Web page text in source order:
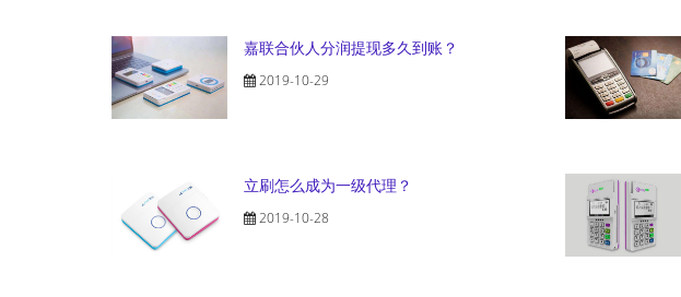
嘉联合伙人分润提现多久到账？
2019-10-29
立刷怎么成为一级代理？
2019-10-28